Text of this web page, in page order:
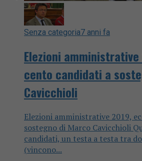
Senza categoria7 anni fa
Elezioni
cento candidati a
Cavicchioli
Elezioni amministrative 2019,
sostegno di Marco Cavicchioli
candidati, un testa a testa tra
(vincono...